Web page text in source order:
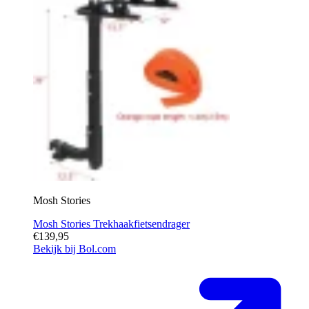
Mosh Stories
Mosh Stories Trekhaakfietsendrager
€139,95
Bekijk bij Bol.com